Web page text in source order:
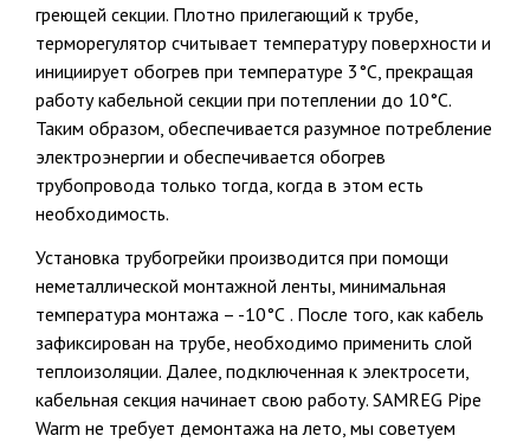
греющей секции. Плотно прилегающий к трубе,
терморегулятор считывает температуру поверхности и
инициирует обогрев при температуре 3°С, прекращая
работу кабельной секции при потеплении до 10°С.
Таким образом, обеспечивается разумное потребление
электроэнергии и обеспечивается обогрев
трубопровода только тогда, когда в этом есть
необходимость.
Установка трубогрейки производится при помощи
неметаллической монтажной ленты, минимальная
температура монтажа – -10°С . После того, как кабель
зафиксирован на трубе, необходимо применить слой
теплоизоляции. Далее, подключенная к электросети,
кабельная секция начинает свою работу. SAMREG Pipe
Warm не требует демонтажа на лето, мы советуем